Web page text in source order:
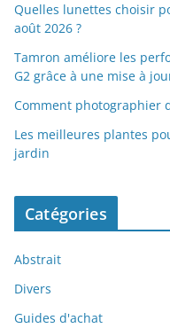
Quelles lunettes choisir
août 2026 ?
Tamron améliore les
G2 grâce à une mise à
Comment photographier
Les meilleures plantes
jardin
Catégories
Abstrait
Divers
Guides d'achat